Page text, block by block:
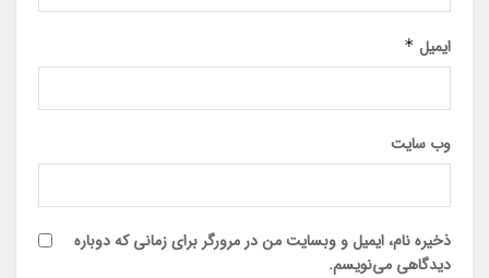
ایمیل *
وب‌ سایت
ذخیره نام، ایمیل و وبسایت من در مرورگر برای زمانی که دوباره
دیدگاهی می‌نویسم.